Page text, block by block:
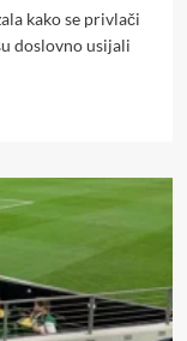
kako se privlači
doslovno usijali